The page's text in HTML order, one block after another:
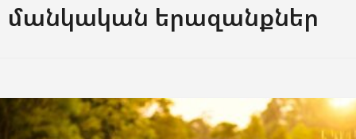
մանկական երազանքներ